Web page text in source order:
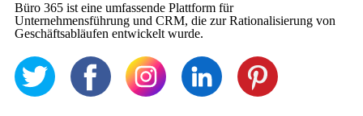
Büro 365 ist eine umfassende Plattform für
Unternehmensführung und CRM, die zur Rationalisierung von
Geschäftsabläufen entwickelt wurde.